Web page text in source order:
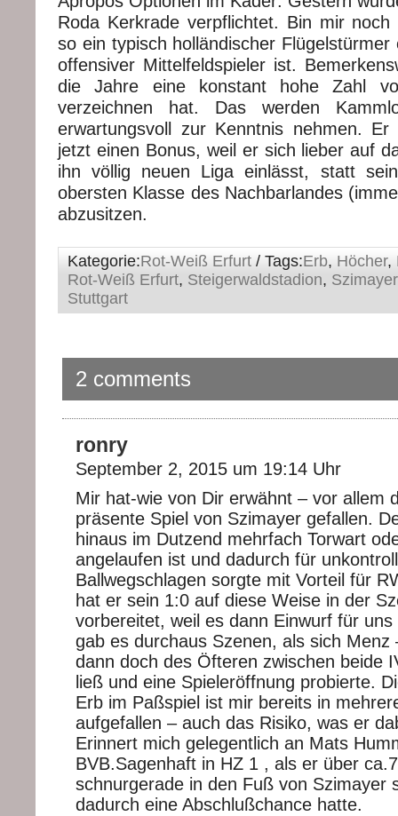
Roda Kerkrade verpflichtet. Bin mir
so ein typisch holländischer
offensiver Mittelfeldspieler ist.
die Jahre eine konstant hohe Zahl
verzeichnen hat. Das werden
erwartungsvoll zur Kenntnis nehmen.
jetzt einen Bonus, weil er sich lieber auf
ihn völlig neuen Liga einlässt, statt
obersten Klasse des Nachbarlandes
abzusitzen.
Kategorie:Rot-Weiß Erfurt / Tags:Erb, Höcher,
Rot-Weiß Erfurt, Steigerwaldstadion, Szimayer
Stuttgart
2 comments
ronry
September 2, 2015 um 19:14 Uhr
Mir hat-wie von Dir erwähnt – vor allem
präsente Spiel von Szimayer gefallen.
hinaus im Dutzend mehrfach Torwart
angelaufen ist und dadurch für
Ballwegschlagen sorgte mit Vorteil für
hat er sein 1:0 auf diese Weise in der
vorbereitet, weil es dann Einwurf für uns
gab es durchaus Szenen, als sich Menz
dann doch des Öfteren zwischen beide
ließ und eine Spieleröffnung probierte.
Erb im Paßspiel ist mir bereits in
aufgefallen – auch das Risiko, was er
Erinnert mich gelegentlich an Mats
BVB.Sagenhaft in HZ 1 , als er über
schnurgerade in den Fuß von Szimayer
dadurch eine Abschlußchance hatte.